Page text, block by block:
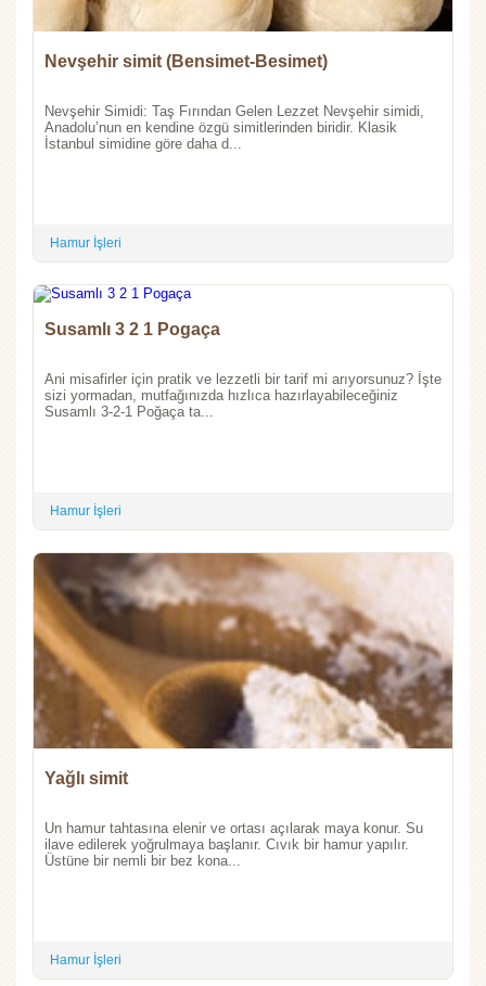
Nevşehir simit (Bensimet-Besimet)
Nevşehir Simidi: Taş Fırından Gelen Lezzet Nevşehir simidi,
Anadolu’nun en kendine özgü simitlerinden biridir. Klasik
İstanbul simidine göre daha d...
Hamur İşleri
Susamlı 3 2 1 Pogaça
Ani misafirler için pratik ve lezzetli bir tarif mi arıyorsunuz? İşte
sizi yormadan, mutfağınızda hızlıca hazırlayabileceğiniz
Susamlı 3-2-1 Poğaça ta...
Hamur İşleri
Yağlı simit
Un hamur tahtasına elenir ve ortası açılarak maya konur. Su
ilave edilerek yoğrulmaya başlanır. Cıvık bir hamur yapılır.
Üstüne bir nemli bir bez kona...
Hamur İşleri